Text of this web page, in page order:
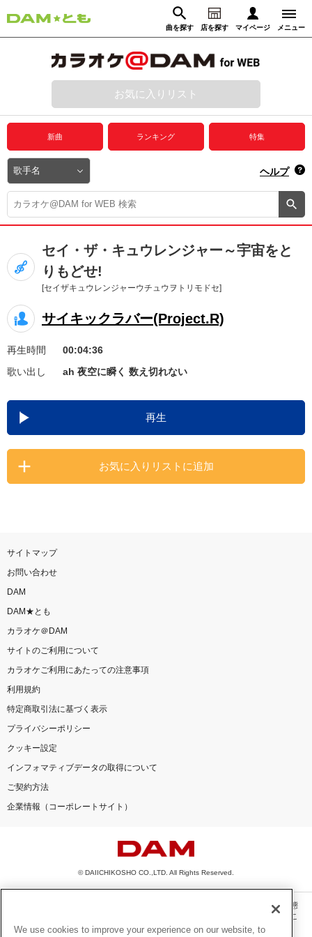
曲を探す 店を探す マイページ メニュー
動画からさがす 録音からさがす
ログイン
プレミアムサービス
DAM★とも動画
DAM★とも録音
カラオケ＠DAM
ユーザー検索
お知らせ
自宅でカラオケ歌い放題！
お気に入りリスト
新曲 ランキング 特集
ヘルプ
セイ・ザ・キュウレンジャー～宇宙をと
りもどせ!
[セイザキュウレンジャーウチュウヲトリモドセ]
サイキックラバー(Project.R)
再生時間
00:04:36
歌い出し
ah 夜空に瞬く 数え切れない
再生
お気に入りリストに追加
サイトマップ
お問い合わせ
DAM
DAM★とも
カラオケ＠DAM
サイトのご利用について
カラオケご利用にあたっての注意事項
利用規約
特定商取引法に基づく表示
プライバシーポリシー
クッキー設定
インフォマティブデータの取得について
ご契約方法
企業情報（コーポレートサイト）
© DAIICHIKOSHO CO.,LTD. All Rights Reserved.
このサイトに掲載されている一切の文章・画像・写真・動画・音声等を、手段や形態
を問わず、著作権法の定める範囲を超えて無断で複製、転載、ファイル化などするこ
とを禁じます。
We use cookies to improve your experience on our website, to